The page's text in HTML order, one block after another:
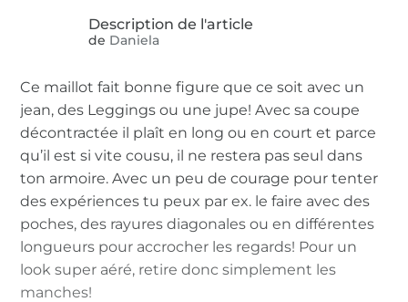
de Daniela
Ce maillot fait bonne figure que ce soit avec un
jean, des Leggings ou une jupe! Avec sa coupe
décontractée il plaît en long ou en court et parce
qu’il est si vite cousu, il ne restera pas seul dans
ton armoire. Avec un peu de courage pour tenter
des expériences tu peux par ex. le faire avec des
poches, des rayures diagonales ou en différentes
longueurs pour accrocher les regards! Pour un
look super aéré, retire donc simplement les
manches!